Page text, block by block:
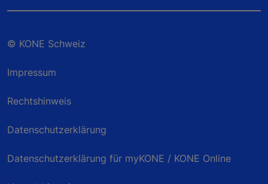
© KONE Schweiz
Impressum
Rechtshinweis
Datenschutzerklärung
Datenschutzerklärung für myKONE / KONE Online